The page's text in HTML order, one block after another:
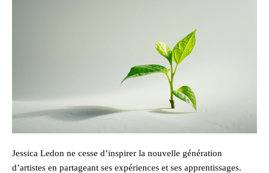
Jessica Ledon ne cesse d’inspirer la nouvelle génération
d’artistes en partageant ses expériences et ses apprentissages.